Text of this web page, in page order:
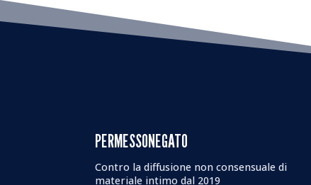
PERMESSONEGATO
Contro la diffusione non consensuale di
materiale intimo dal 2019